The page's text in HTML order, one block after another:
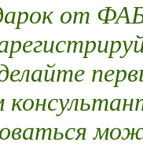
от